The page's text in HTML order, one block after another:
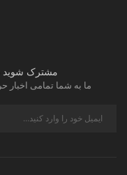
مشترک شوید
ما به شما تمامی اخبار